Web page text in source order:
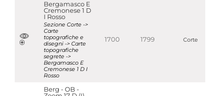
Bergamasco E
Cremonese 1 D
I Rosso
Sezione Corte ->
Carte
topografiche e
disegni -> Carte
topografiche
segrete ->
Bergamasco E
Cremonese 1 D I
Rosso
1700 1799 Corte
Berg - OB -